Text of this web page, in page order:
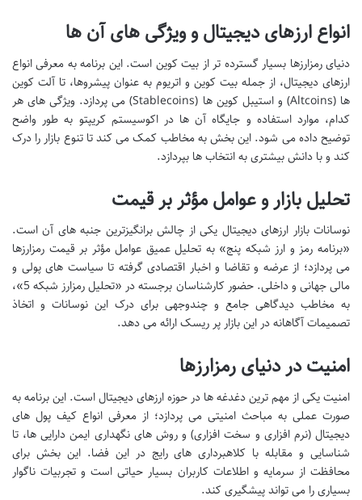
انواع ارزهای دیجیتال و ویژگی های آن ها
دنیای رمزارزها بسیار گسترده تر از بیت کوین است. این برنامه به معرفی انواع
ارزهای دیجیتال، از جمله بیت کوین و اتریوم به عنوان پیشروها، تا آلت کوین
ها (Altcoins) و استیبل کوین ها (Stablecoins) می پردازد. ویژگی های هر
کدام، موارد استفاده و جایگاه آن ها در اکوسیستم کریپتو به طور واضح
توضیح داده می شود. این بخش به مخاطب کمک می کند تا تنوع بازار را درک
کند و با دانش بیشتری به انتخاب ها بپردازد.
تحلیل بازار و عوامل مؤثر بر قیمت
نوسانات بازار ارزهای دیجیتال یکی از چالش برانگیزترین جنبه های آن است.
«برنامه رمز و ارز شبکه پنج» به تحلیل عمیق عوامل مؤثر بر قیمت رمزارزها
می پردازد؛ از عرضه و تقاضا و اخبار اقتصادی گرفته تا سیاست های پولی و
مالی جهانی و داخلی. حضور کارشناسان برجسته در «تحلیل رمزارز شبکه 5»،
به مخاطب دیدگاهی جامع و چندوجهی برای درک این نوسانات و اتخاذ
تصمیمات آگاهانه در این بازار پر ریسک ارائه می دهد.
امنیت در دنیای رمزارزها
امنیت یکی از مهم ترین دغدغه ها در حوزه ارزهای دیجیتال است. این برنامه به
صورت عملی به مباحث امنیتی می پردازد؛ از معرفی انواع کیف پول های
دیجیتال (نرم افزاری و سخت افزاری) و روش های نگهداری ایمن دارایی ها، تا
شناسایی و مقابله با کلاهبرداری های رایج در این فضا. این بخش برای
محافظت از سرمایه و اطلاعات کاربران بسیار حیاتی است و تجربیات ناگوار
بسیاری را می تواند پیشگیری کند.